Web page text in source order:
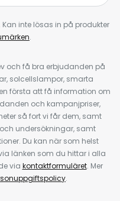
inte lösas in på produkter
.
och få bra erbjudanden på
solcellslampor, smarta
första att få information om
och kampanjpriser,
så fort vi får dem, samt
undersökningar, samt
Du kan när som helst
länken som du hittar i alla
via kontaktformuläret. Mer
.